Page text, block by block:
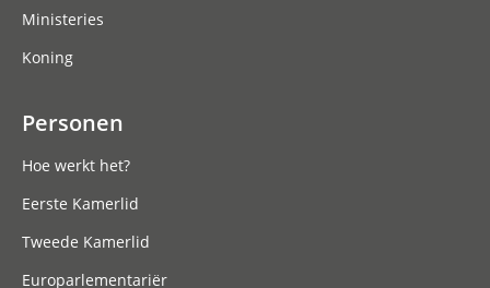
Ministeries
Koning
Personen
Hoe werkt het?
Eerste Kamerlid
Tweede Kamerlid
Europarlementariër